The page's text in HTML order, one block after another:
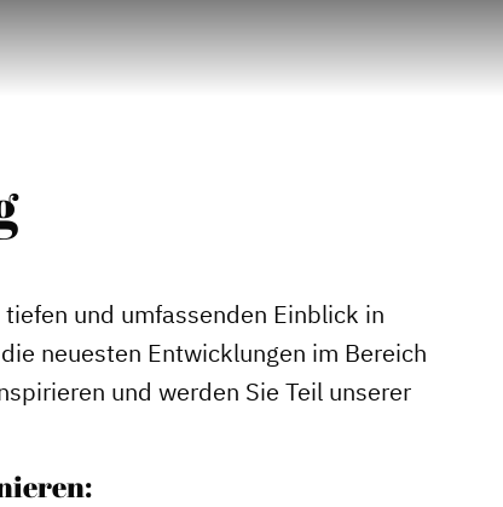
und umfassenden Einblick in
neuesten Entwicklungen im Bereich
und werden Sie Teil unserer